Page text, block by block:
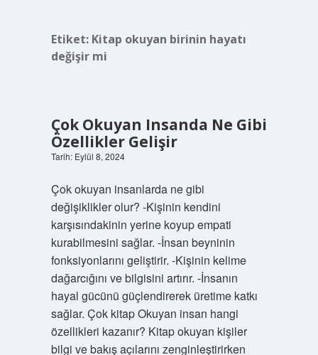
Etiket: Kitap okuyan birinin hayatı
değişir mi
Çok Okuyan Insanda Ne Gibi
Özellikler Gelişir
Tarih: Eylül 8, 2024
Çok okuyan insanlarda ne gibi
değişiklikler olur? -Kişinin kendini
karşısındakinin yerine koyup empati
kurabilmesini sağlar. -İnsan beyninin
fonksiyonlarını geliştirir. -Kişinin kelime
dağarcığını ve bilgisini artırır. -İnsanın
hayal gücünü güçlendirerek üretime katkı
sağlar. Çok kitap Okuyan insan hangi
özellikleri kazanır? Kitap okuyan kişiler
bilgi ve bakış açılarını zenginleştirirken